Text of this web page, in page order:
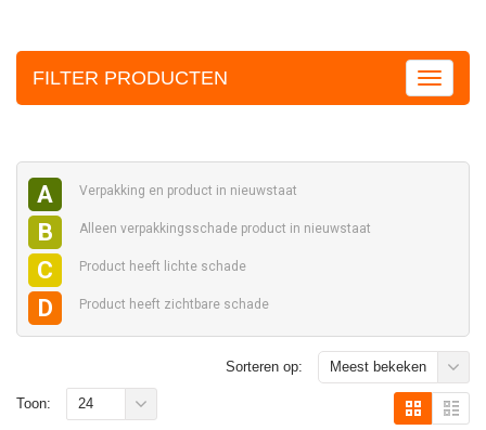
FILTER PRODUCTEN
A Verpakking en product in nieuwstaat
B Alleen verpakkingsschade product in nieuwstaat
C Product heeft lichte schade
D Product heeft zichtbare schade
Sorteren op: Meest bekeken
Toon: 24